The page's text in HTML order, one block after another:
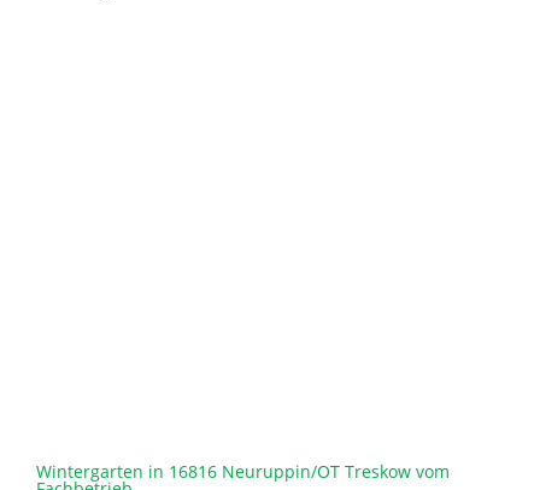
Wintergarten in 16816 Neuruppin/OT Treskow vom